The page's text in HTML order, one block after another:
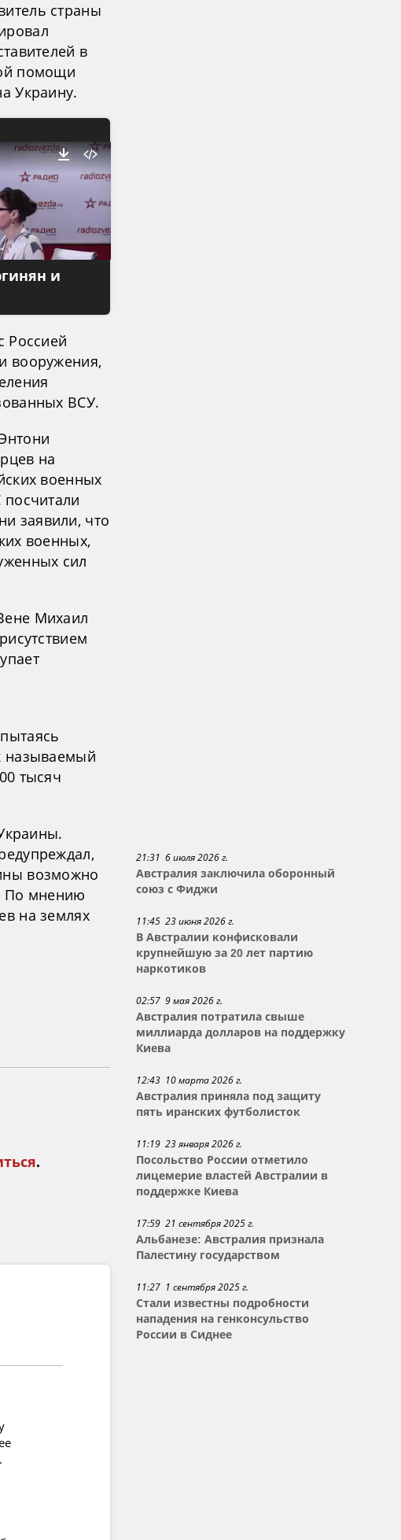
страны
в
помощи
Украину.
и
Россией
вооружения,
ВСУ.
на
военных
посчитали
заявили, что
военных,
сил
Михаил
называемый
тысяч
возможно
По мнению
на землях
.
21:31 6 июля 2026 г.
Австралия заключила оборонный
союз с Фиджи
11:45 23 июня 2026 г.
В Австралии конфисковали
крупнейшую за 20 лет партию
наркотиков
02:57 9 мая 2026 г.
Австралия потратила свыше
миллиарда долларов на поддержку
Киева
12:43 10 марта 2026 г.
Австралия приняла под защиту
пять иранских футболисток
11:19 23 января 2026 г.
Посольство России отметило
лицемерие властей Австралии в
поддержке Киева
17:59 21 сентября 2025 г.
Альбанезе: Австралия признала
Палестину государством
11:27 1 сентября 2025 г.
Стали известны подробности
нападения на генконсульство
России в Сиднее